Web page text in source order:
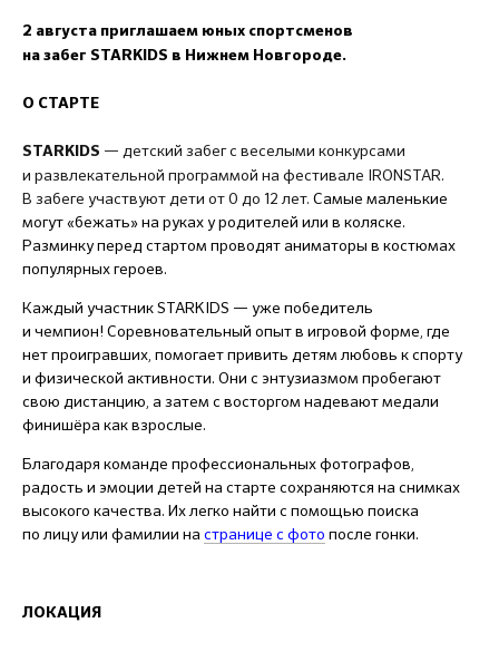
2 августа приглашаем юных спортсменов
на забег STARKIDS в Нижнем Новгороде.
О СТАРТЕ
STARKIDS — детский забег с веселыми конкурсами
и развлекательной программой на фестивале IRONSTAR.
В забеге участвуют дети от 0 до 12 лет. Самые маленькие
могут «бежать» на руках у родителей или в коляске.
Разминку перед стартом проводят аниматоры в костюмах
популярных героев.
Каждый участник STARKIDS — уже победитель
и чемпион! Соревновательный опыт в игровой форме, где
нет проигравших, помогает привить детям любовь к спорту
и физической активности. Они с энтузиазмом пробегают
свою дистанцию, а затем с восторгом надевают медали
финишёра как взрослые.
Благодаря команде профессиональных фотографов,
радость и эмоции детей на старте сохраняются на снимках
высокого качества. Их легко найти с помощью поиска
по лицу или фамилии на странице с фото после гонки.
ЛОКАЦИЯ